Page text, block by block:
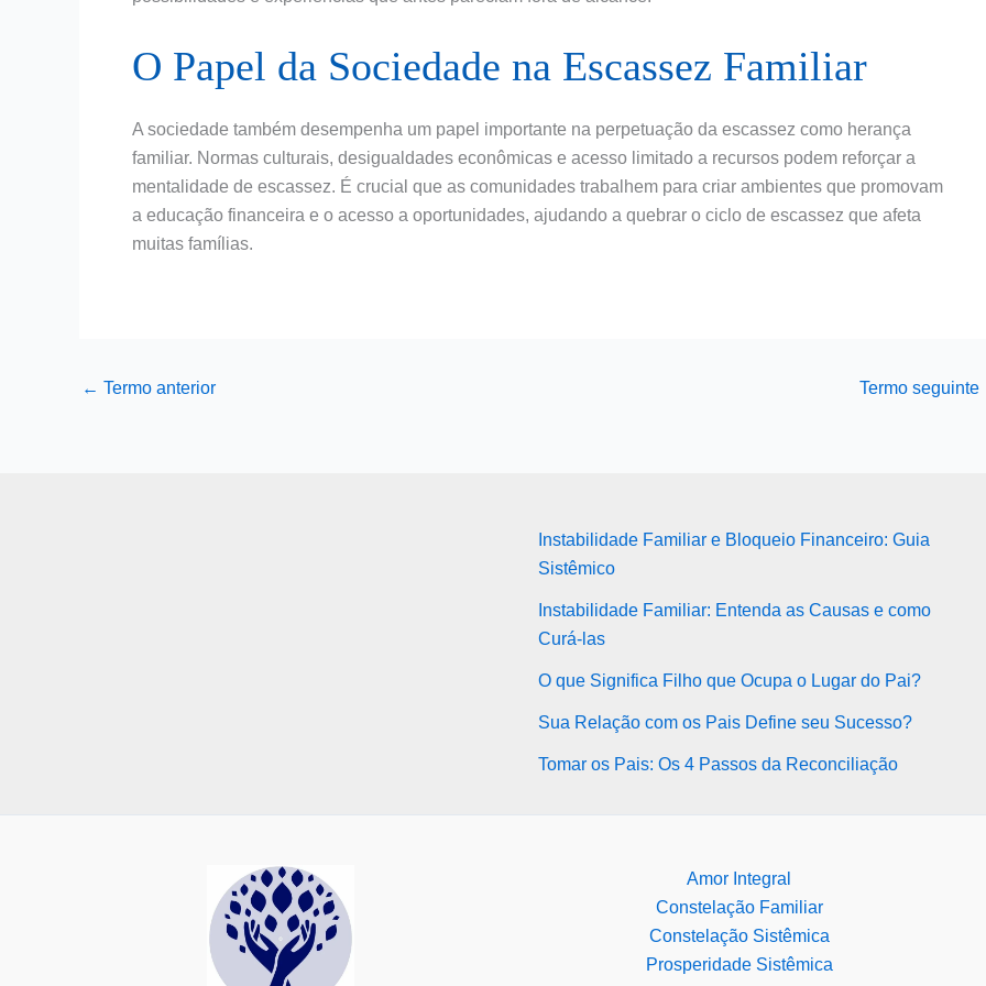
O Papel da Sociedade na Escassez Familiar
A sociedade também desempenha um papel importante na perpetuação da escassez como herança
familiar. Normas culturais, desigualdades econômicas e acesso limitado a recursos podem reforçar a
mentalidade de escassez. É crucial que as comunidades trabalhem para criar ambientes que promovam
a educação financeira e o acesso a oportunidades, ajudando a quebrar o ciclo de escassez que afeta
muitas famílias.
← Termo anterior Termo seguinte
Instabilidade Familiar e Bloqueio Financeiro: Guia
Sistêmico
Instabilidade Familiar: Entenda as Causas e como
Curá-las
O que Significa Filho que Ocupa o Lugar do Pai?
Sua Relação com os Pais Define seu Sucesso?
Tomar os Pais: Os 4 Passos da Reconciliação
Amor Integral
Constelação Familiar
Constelação Sistêmica
Prosperidade Sistêmica